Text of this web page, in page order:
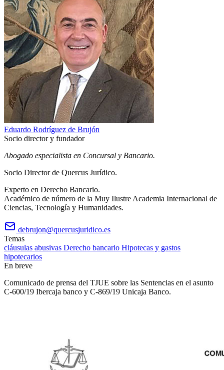
Eduardo Rodríguez de Brujón
Socio director y fundador
Abogado especialista en Concursal y Bancario.
Socio Director de Quercus Jurídico.
Experto en Derecho Bancario.
Académico de número de la Muy Ilustre Academia Internacional de
Ciencias, Tecnología y Humanidades.
debrujon@quercusjuridico.es
Temas
cláusulas abusivas Derecho bancario Hipotecas y gastos
hipotecarios
En breve
Comunicado de prensa del TJUE sobre las Sentencias en el asunto
C-600/19 Ibercaja banco y C-869/19 Unicaja Banco.